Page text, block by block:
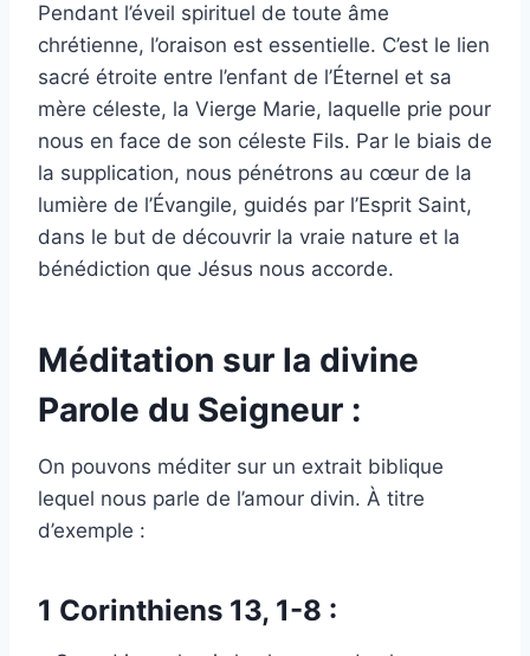
Pendant l’éveil spirituel de toute âme
chrétienne, l’oraison est essentielle. C’est le lien
sacré étroite entre l’enfant de l’Éternel et sa
mère céleste, la Vierge Marie, laquelle prie pour
nous en face de son céleste Fils. Par le biais de
la supplication, nous pénétrons au cœur de la
lumière de l’Évangile, guidés par l’Esprit Saint,
dans le but de découvrir la vraie nature et la
bénédiction que Jésus nous accorde.
Méditation sur la divine
Parole du Seigneur :
On pouvons méditer sur un extrait biblique
lequel nous parle de l’amour divin. À titre
d’exemple :
1 Corinthiens 13, 1-8 :